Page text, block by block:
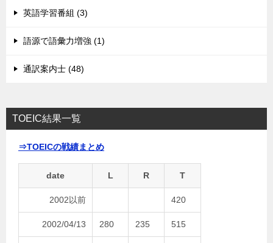
英語学習番組 (3)
語源で語彙力増強 (1)
通訳案内士 (48)
TOEIC結果一覧
⇒TOEICの戦績まとめ
date L R T
2002以前 420
2002/04/13 280 235 515